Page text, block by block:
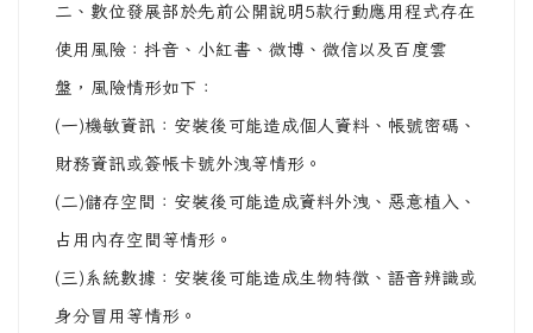
二、數位發展部於先前公開說明5款行動應用程式存在
使用風險：抖音、小紅書、微博、微信以及百度雲
盤，風險情形如下：
(一)機敏資訊：安裝後可能造成個人資料、帳號密碼、
財務資訊或簽帳卡號外洩等情形。
(二)儲存空間：安裝後可能造成資料外洩、惡意植入、
占用內存空間等情形。
(三)系統數據：安裝後可能造成生物特徵、語音辨識或
身分冒用等情形。